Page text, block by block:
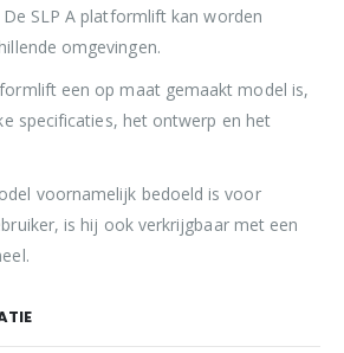
SLP A platformlift kan worden
omgevingen.
een op maat gemaakt model is,
specificaties, het ontwerp en het
voornamelijk bedoeld is voor
is hij ook verkrijgbaar met een